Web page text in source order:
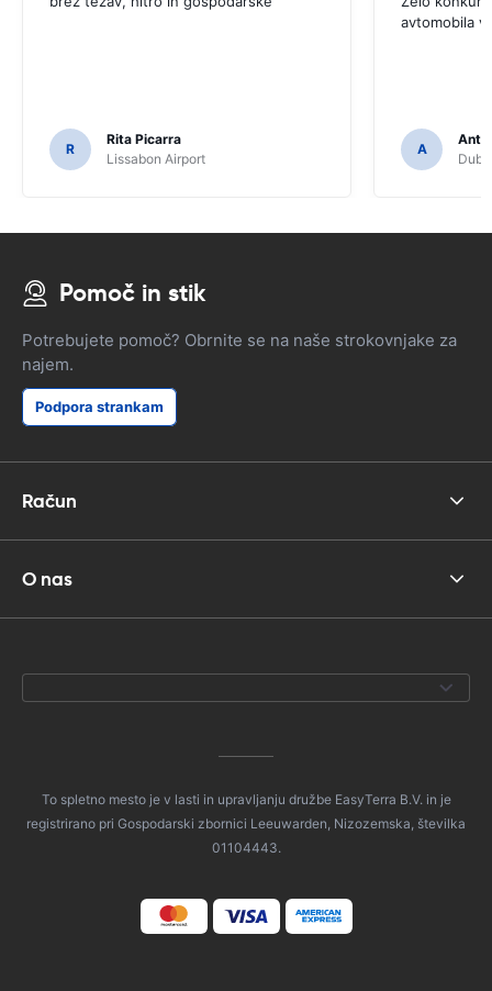
R
Rita Picarra
Lissabon Airport
avtomobila
A
Pomoč in stik
Potrebujete pomoč? Obrnite se na naše strokovnjake za
najem.
Podpora strankam
Račun
O nas
To spletno mesto je v lasti in upravljanju družbe EasyTerra B.V. in je
registrirano pri Gospodarski zbornici Leeuwarden, Nizozemska, številka
01104443.